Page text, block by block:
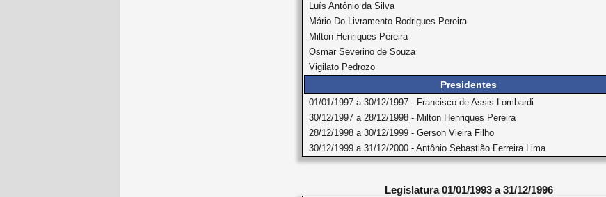
Luís Antônio da Silva
Mário Do Livramento Rodrigues Pereira
Milton Henriques Pereira
Osmar Severino de Souza
Vigilato Pedrozo
Presidentes
01/01/1997 a 30/12/1997 - Francisco de Assis Lombardi
30/12/1997 a 28/12/1998 - Milton Henriques Pereira
28/12/1998 a 30/12/1999 - Gerson Vieira Filho
30/12/1999 a 31/12/2000 - Antônio Sebastião Ferreira Lima
Legislatura 01/01/1993 a 31/12/1996